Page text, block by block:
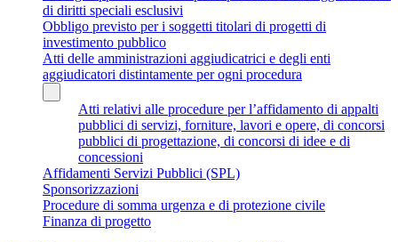
di diritti speciali esclusivi
Obbligo previsto per i soggetti titolari di progetti di
investimento pubblico
Atti delle amministrazioni aggiudicatrici e degli enti
aggiudicatori distintamente per ogni procedura
Atti relativi alle procedure per l’affidamento di appalti
pubblici di servizi, forniture, lavori e opere, di concorsi
pubblici di progettazione, di concorsi di idee e di
concessioni
Affidamenti Servizi Pubblici (SPL)
Sponsorizzazioni
Procedure di somma urgenza e di protezione civile
Finanza di progetto